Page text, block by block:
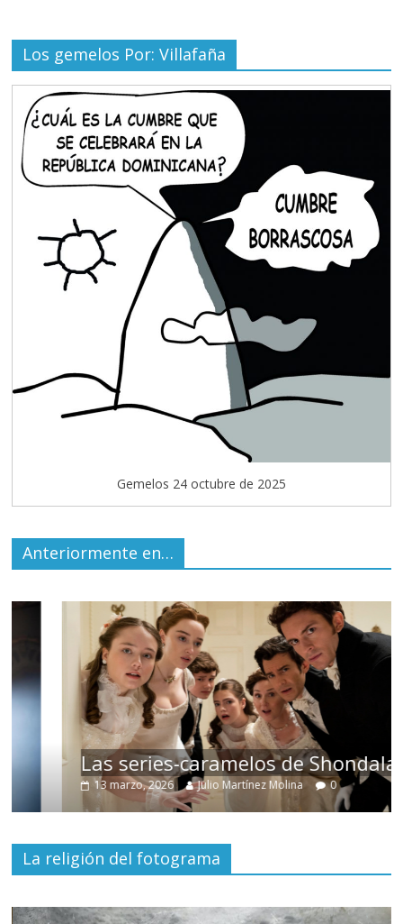
Los gemelos Por: Villafaña
Gemelos 24 octubre de 2025
Anteriormente en…
Las series-caramelos de Shondaland
13 marzo, 2026 Julio Martínez Molina 0
La religión del fotograma